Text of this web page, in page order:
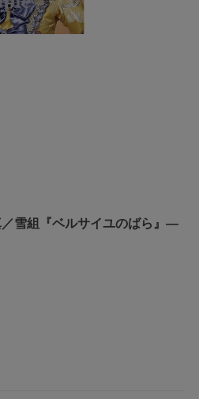
雪組『ベルサイユのばら』―